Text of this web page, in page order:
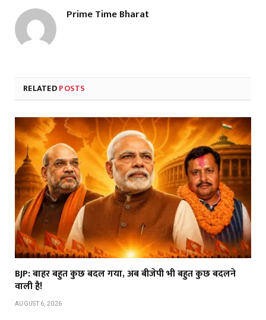
Prime Time Bharat
RELATEDPOSTS
BJP: बाहर बहुत कुछ बदल गया, अब बीजेपी भी बहुत कुछ बदलने
वाली है!
AUGUST 6, 2026